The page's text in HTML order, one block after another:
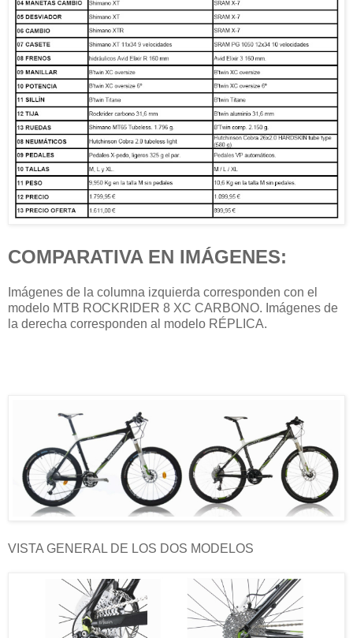
COMPARATIVA EN IMÁGENES:
Imágenes de la columna izquierda corresponden con el
modelo MTB ROCKRIDER 8 XC CARBONO. Imágenes de
la derecha corresponden al modelo RÉPLICA.
VISTA GENERAL DE LOS DOS MODELOS